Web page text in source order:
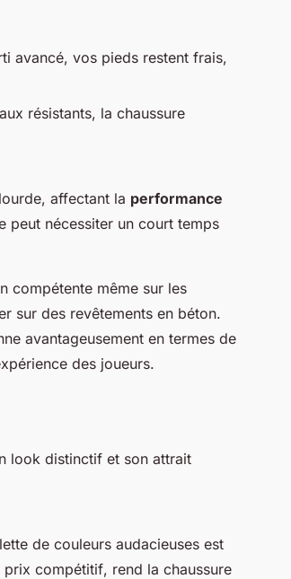
avancé, vos pieds restent frais,
résistants, la chaussure
affectant la performance
peut nécessiter un court temps
compétente même sur les
sur des revêtements en béton.
avantageusement en termes de
des joueurs.
look distinctif et son attrait
de couleurs audacieuses est
prix compétitif, rend la chaussure